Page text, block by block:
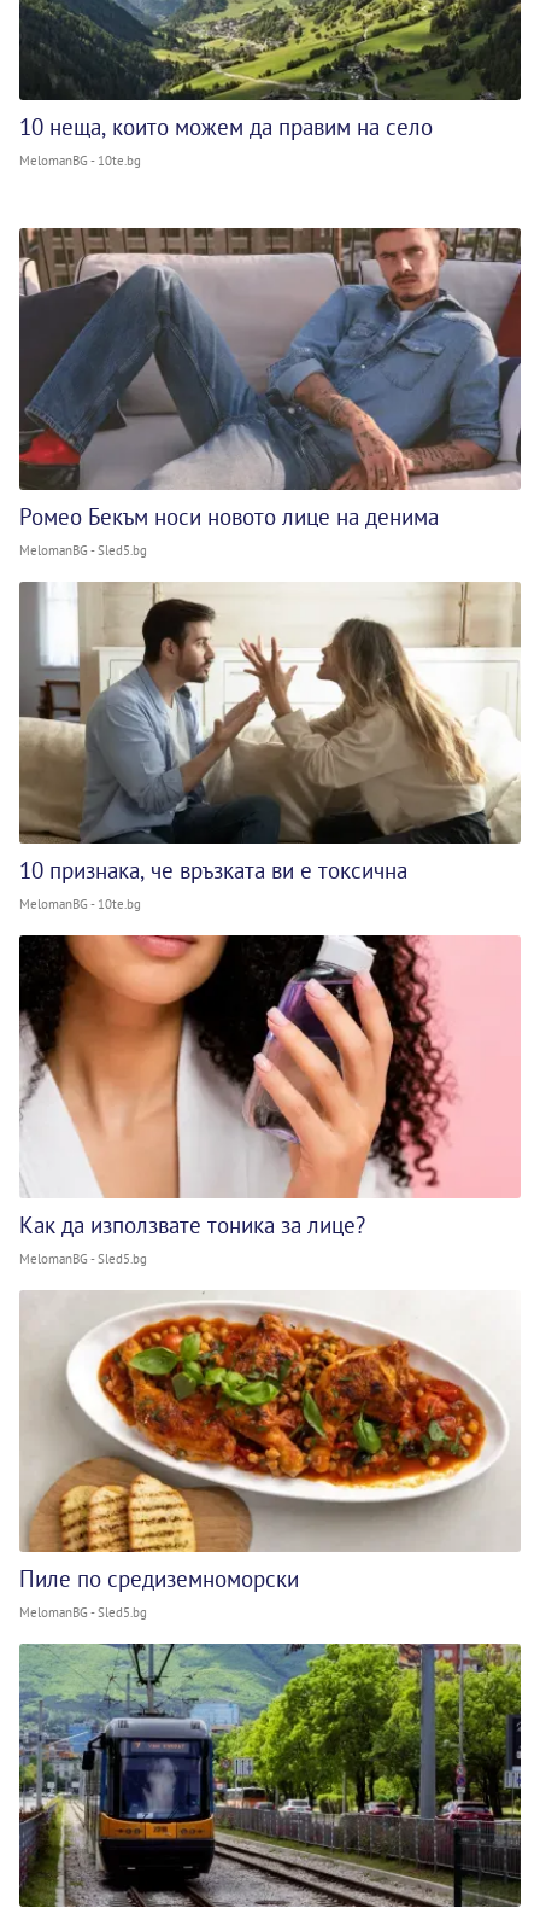
10 неща, които можем да правим на село
MelomanBG - 10te.bg
Ромео Бекъм носи новото лице на денима
MelomanBG - Sled5.bg
10 признака, че връзката ви е токсична
MelomanBG - 10te.bg
Как да използвате тоника за лице?
MelomanBG - Sled5.bg
Пиле по средиземноморски
MelomanBG - Sled5.bg